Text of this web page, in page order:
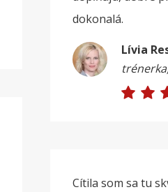
dokonalá.
Lívia
Cítila som sa tu